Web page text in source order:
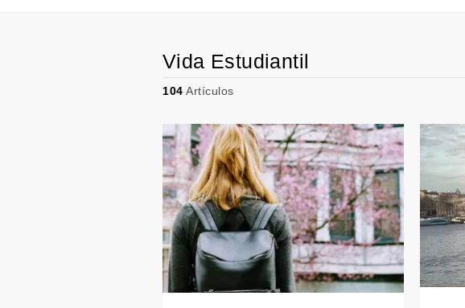
Vida Estudiantil
104 Artículos